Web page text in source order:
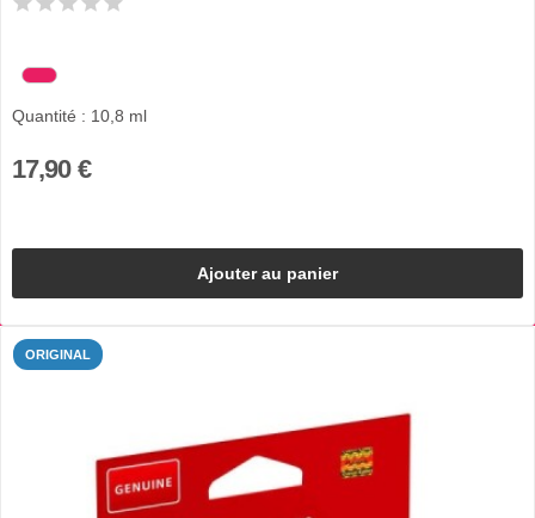
Quantité : 10,8 ml
17,90 €
Ajouter au panier
ORIGINAL